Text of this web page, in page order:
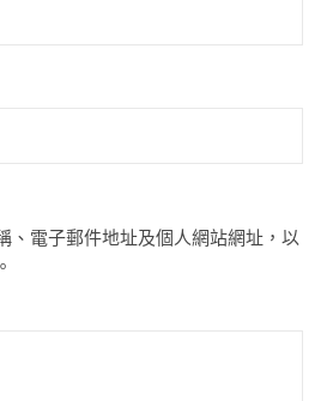
、電子郵件地址及個人網站網址，以